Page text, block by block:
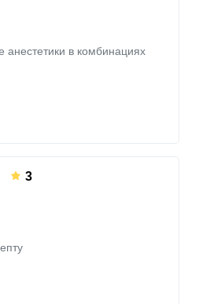
анестетики в комбинациях
3